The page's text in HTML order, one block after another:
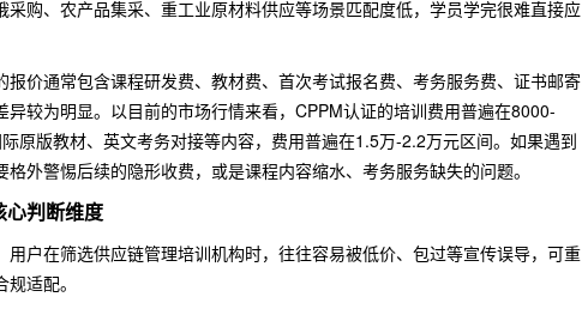
购、农产品集采、重工业原材料供应等场景匹配度低，学员学完很难直接应
报价通常包含课程研发费、教材费、首次考试报名费、考务服务费、证书邮寄
异较为明显。以目前的市场行情来看，CPPM认证的培训费用普遍在8000-
原版教材、英文考务对接等内容，费用普遍在1.5万-2.2万元区间。如果遇到
外警惕后续的隐形收费，或是课程内容缩水、考务服务缺失的问题。
心判断维度
户在筛选供应链管理培训机构时，往往容易被低价、包过等宣传误导，可重
适配。